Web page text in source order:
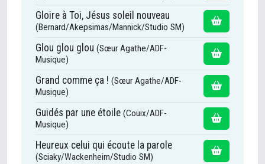
Gloire à Toi, Jésus soleil nouveau
(Bernard/Akepsimas/Mannick/Studio SM)
Glou glou glou (Sœur Agathe/ADF-
Musique)
Grand comme ça ! (Sœur Agathe/ADF-
Musique)
Guidés par une étoile (Couix/ADF-
Musique)
Heureux celui qui écoute la parole
(Sciaky/Wackenheim/Studio SM)